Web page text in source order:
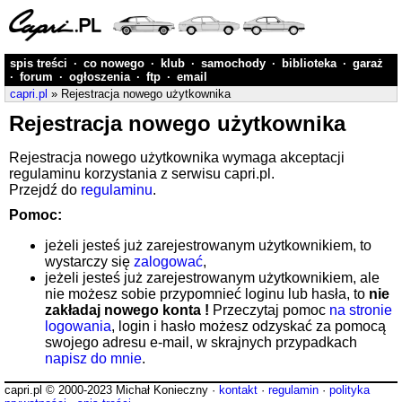
spis treści · co nowego · klub · samochody · biblioteka · garaż
· forum · ogłoszenia · ftp · email
capri.pl » Rejestracja nowego użytkownika
Rejestracja nowego użytkownika
Rejestracja nowego użytkownika wymaga akceptacji
regulaminu korzystania z serwisu capri.pl.
Przejdź do regulaminu.
Pomoc:
jeżeli jesteś już zarejestrowanym użytkownikiem, to
wystarczy się zalogować,
jeżeli jesteś już zarejestrowanym użytkownikiem, ale
nie możesz sobie przypomnieć loginu lub hasła, to nie
zakładaj nowego konta ! Przeczytaj pomoc na stronie
logowania, login i hasło możesz odzyskać za pomocą
swojego adresu e-mail, w skrajnych przypadkach
napisz do mnie.
capri.pl © 2000-2023 Michał Konieczny · kontakt · regulamin · polityka